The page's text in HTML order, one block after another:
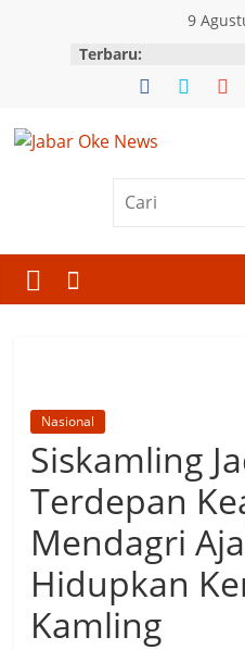
9
Terbaru:
News
BaratNasional
Siskamling
Terdepan
Mendagri
Hidupkan
Kamling